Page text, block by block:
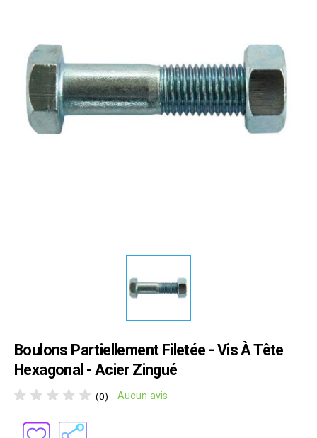
Boulons Partiellement Filetée - Vis À Tête
Hexagonal - Acier Zingué
(0) Aucun avis